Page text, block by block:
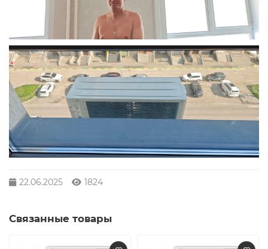
22.06.2025 1824
Связанные товары